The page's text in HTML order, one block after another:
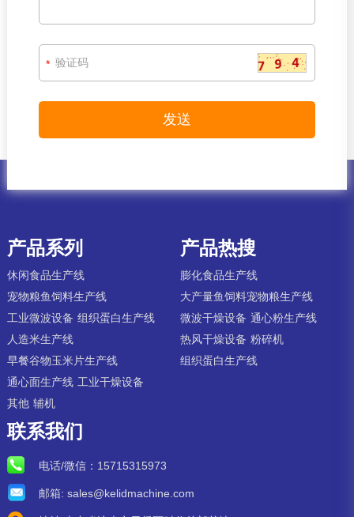
*
产品系列
休闲食品生产线
宠物粮鱼饲料生产线
工业微波设备 组织蛋白生产线
人造米生产线
早餐谷物玉米片生产线
通心面生产线 工业干燥设备
其他 辅机
产品热搜
膨化食品生产线
大产量鱼饲料宠物粮生产线
微波干燥设备 通心粉生产线
热风干燥设备 粉碎机
组织蛋白生产线
联系我们
电话/微信： 15715315973
邮箱: sales@kelidmachine.com